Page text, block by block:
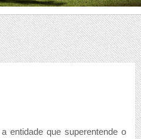
entidade que superentende o